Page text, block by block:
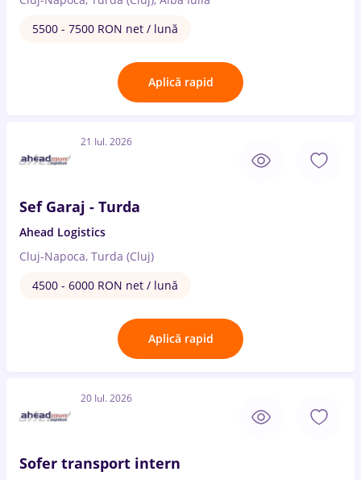
5500 - 7500 RON net / lună
Aplică rapid
21 Iul. 2026
Sef Garaj - Turda
Ahead Logistics
Cluj-Napoca, Turda (Cluj)
4500 - 6000 RON net / lună
Aplică rapid
20 Iul. 2026
Sofer transport intern